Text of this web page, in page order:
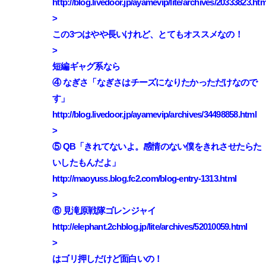
http://blog.livedoor.jp/ayamevip/lite/archives/
>‌
この3つはやや長いけれど、とてもオススメなの！‌
>‌
短編ギャグ系なら‌
④ なぎさ「なぎさはチーズになりたかっただけなので
す」‌
http://blog.livedoor.jp/ayamevip/archives/34498858.html‌
>‌
⑤ QB「きれてないよ。感情のない僕をきれさせたらた
いしたもんだよ」‌
http://maoyuss.blog.fc2.com/blog-entry-1313.html‌
>‌
⑥ 見滝原戦隊ゴレンジャイ‌
http://elephant.2chblog.jp/lite/archives/52010059.html‌
>‌
はゴリ押しだけど面白いの！‌